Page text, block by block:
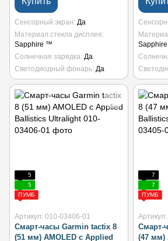
Сенсорный экран Да
Материал стекла дисплея
Sapphire ™
Солнечная зарядка Да
Светодиодный фонарь Да
5
5
ПУМБ
Артикул: 010-03406-01
Смарт-часы Garmin tactix 8
(51 мм) AMOLED с Applied
7
7
ПУМБ
Смарт-
(47 мм)